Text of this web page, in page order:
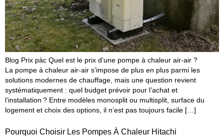
Blog Prix pàc Quel est le prix d’une pompe à chaleur air-air ?
La pompe à chaleur air-air s’impose de plus en plus parmi les
solutions modernes de chauffage, mais une question revient
systématiquement : quel budget prévoir pour l’achat et
l’installation ? Entre modèles monosplit ou multisplit, surface du
logement et choix des options, il n’est pas toujours facile […]
Pourquoi Choisir Les Pompes À Chaleur Hitachi